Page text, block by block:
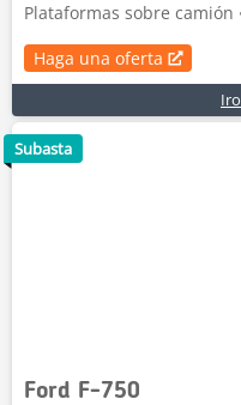
Plataformas sobre camión
Haga una oferta
Ford F-750
Subasta